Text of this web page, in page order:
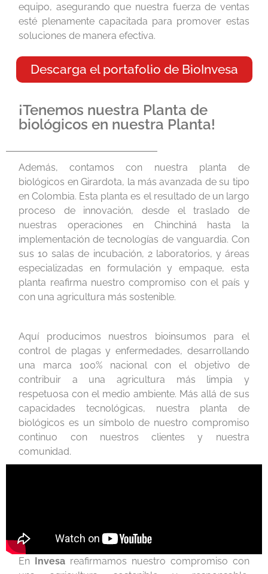
equipo, asegurando que nuestra fuerza de ventas
esté plenamente capacitada para promover estas
soluciones de manera efectiva.
Descarga el portafolio de BioInvesa
¡Tenemos nuestra Planta de
biológicos en nuestra Planta!
Además, contamos con nuestra planta de
biológicos en Girardota, la más avanzada de su tipo
en Colombia. Esta planta es el resultado de un largo
proceso de innovación, desde el traslado de
nuestras operaciones en Chinchiná hasta la
implementación de tecnologías de vanguardia. Con
sus 10 salas de incubación, 2 laboratorios, y áreas
especializadas en formulación y empaque, esta
planta reafirma nuestro compromiso con el país y
con una agricultura más sostenible.
Aquí producimos nuestros bioinsumos para el
control de plagas y enfermedades, desarrollando
una marca 100% nacional con el objetivo de
contribuir a una agricultura más limpia y
respetuosa con el medio ambiente. Más allá de sus
capacidades tecnológicas, nuestra planta de
biológicos es un símbolo de nuestro compromiso
continuo con nuestros clientes y nuestra
comunidad.
En Invesa reafirmamos nuestro compromiso con